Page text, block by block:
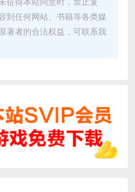
到任何网站、书籍等各类媒
著者的合法权益，可联系我